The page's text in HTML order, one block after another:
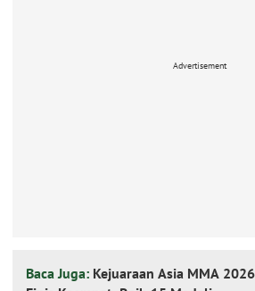
Advertisement
Baca Juga: Kejuaraan Asia MMA